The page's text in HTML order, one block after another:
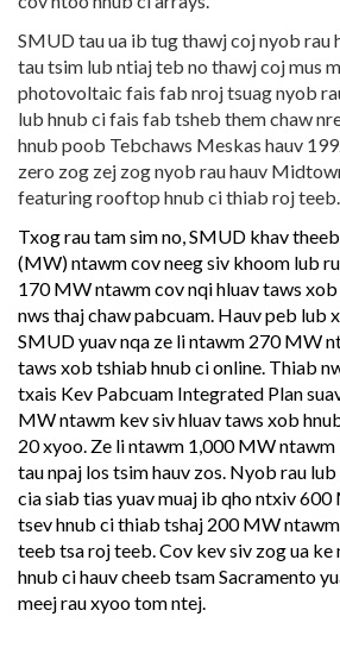
SMUD tau ua ib tug thawj coj nyob rau
tau tsim lub ntiaj teb no thawj coj mus
photovoltaic fais fab nroj tsuag nyob
lub hnub ci fais fab tsheb them chaw
hnub poob Tebchaws Meskas hauv
zero zog zej zog nyob rau hauv
featuring rooftop hnub ci thiab roj teeb.
Txog rau tam sim no, SMUD khav
(MW) ntawm cov neeg siv khoom lub
170 MW ntawm cov nqi hluav taws xob
nws thaj chaw pabcuam. Hauv peb lub
SMUD yuav nqa ze li ntawm 270 MW
taws xob tshiab hnub ci online. Thiab
txais Kev Pabcuam Integrated Plan
MW ntawm kev siv hluav taws xob
20 xyoo. Ze li ntawm 1,000 MW
tau npaj los tsim hauv zos. Nyob rau
cia siab tias yuav muaj ib qho ntxiv
tsev hnub ci thiab tshaj 200 MW
teeb tsa roj teeb. Cov kev siv zog ua ke
hnub ci hauv cheeb tsam Sacramento
meej rau xyoo tom ntej.